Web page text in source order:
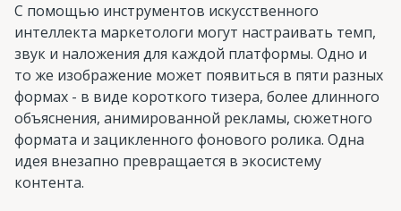
С помощью инструментов искусственного
интеллекта маркетологи могут настраивать темп,
звук и наложения для каждой платформы. Одно и
то же изображение может появиться в пяти разных
формах - в виде короткого тизера, более длинного
объяснения, анимированной рекламы, сюжетного
формата и зацикленного фонового ролика. Одна
идея внезапно превращается в экосистему
контента.